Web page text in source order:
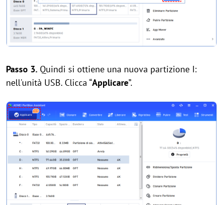
Passo 3. Quindi si ottiene una nuova partizione I:
nell'unità USB. Clicca “Applicare”.